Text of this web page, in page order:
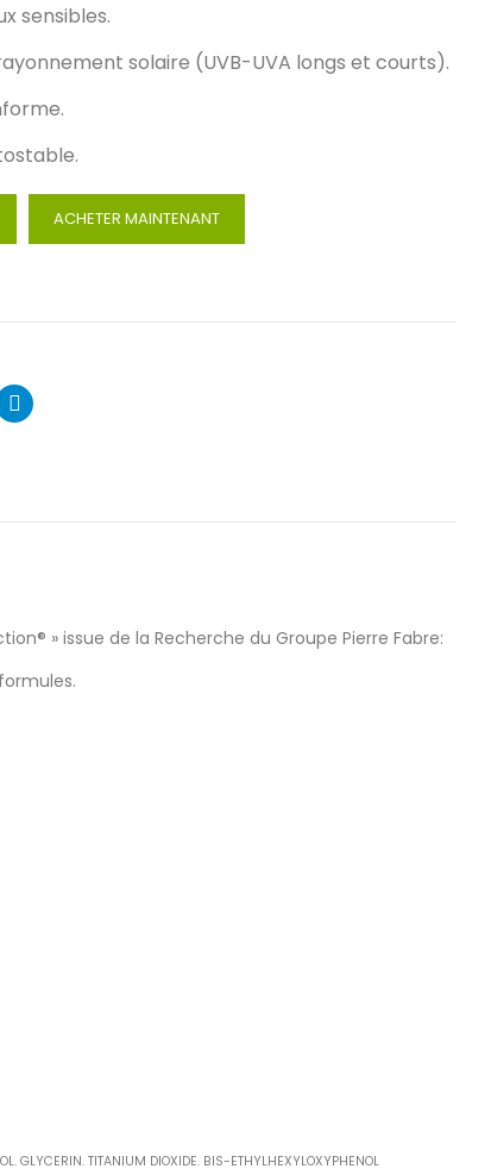
sensibles.
solaire (UVB-UVA longs et courts).
ACHETER MAINTENANT
» issue de la Recherche du Groupe Pierre Fabre:
GLYCERIN. TITANIUM DIOXIDE. BIS-ETHYLHEXYLOXYPHENOL